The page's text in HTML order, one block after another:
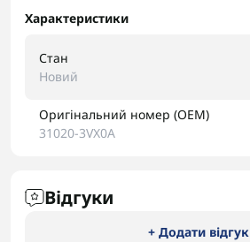
Характеристики
Стан
Новий
Оригінальний номер (OEM)
31020-3VX0A
Відгуки
+ Додати відгук